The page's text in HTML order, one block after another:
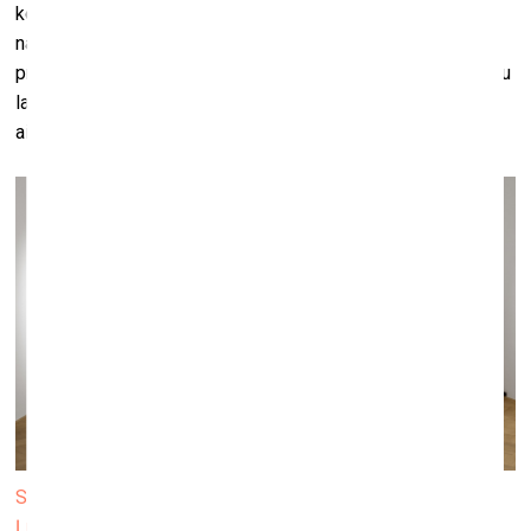
kolekcijām, domāju, ka vissvarīgākais ir, lai kolekcijas
naratīvs būtu precīzs savās konceptuālajās bāzēs. Vēl,
protams, ir citi aspekti, kas definē kolekciju funkciju vai lomu
laikmetīgās mākslas sistēmā, taču tas mūs, protams, jau
aizved pie pavisam citiem jautājumiem.
Skats no izstādes “Kad nomāc šaubas, dodies uz muzeju”